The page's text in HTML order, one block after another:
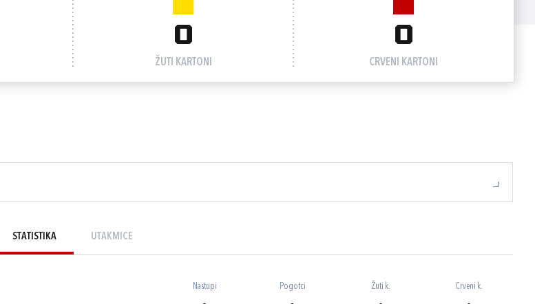
0
ŽUTI KARTONI
0
CRVENI KARTONI
STATISTIKA UTAKMICE
Nastupi Pogotci Žuti k. Crveni k.